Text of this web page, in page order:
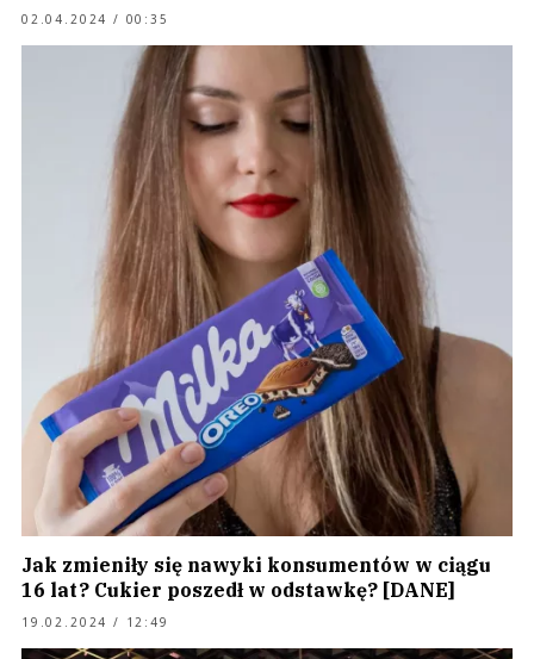
02.04.2024 / 00:35
Jak zmieniły się nawyki konsumentów w ciągu
16 lat? Cukier poszedł w odstawkę? [DANE]
19.02.2024 / 12:49